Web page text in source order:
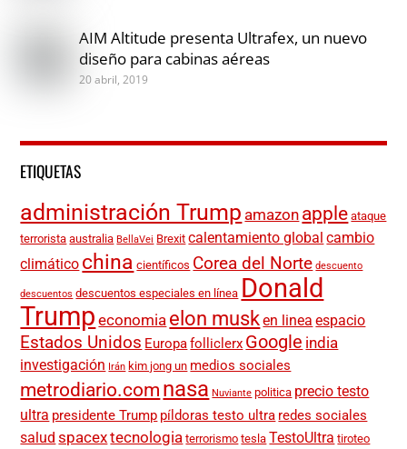
AIM Altitude presenta Ultrafex, un nuevo
diseño para cabinas aéreas
20 abril, 2019
ETIQUETAS
administración Trump amazon apple ataque
terrorista australia BellaVei Brexit calentamiento global cambio
climático china científicos Corea del Norte descuento
descuentos descuentos especiales en línea Donald
Trump economia elon musken linea espacio
Estados Unidos Europafolliclerx Google india
investigación Irán kim jong un medios sociales
metrodiario.com nasa Nuviante politica precio testo
ultra presidente Trump píldoras testo ultra redes sociales
salud spacextecnologia terrorismo tesla TestoUltra tiroteo